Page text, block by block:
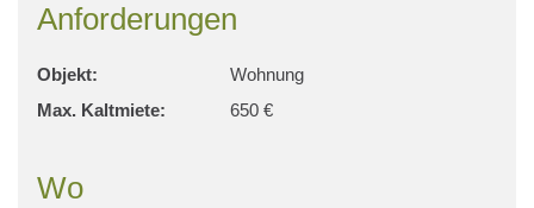
Anforderungen
Objekt:
Wohnung
Max. Kaltmiete:
650 €
Wo